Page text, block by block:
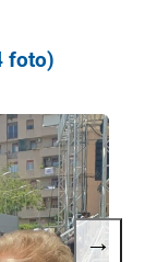
foto)
→